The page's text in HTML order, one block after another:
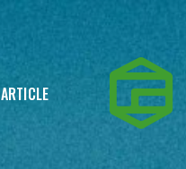
ARTICLE